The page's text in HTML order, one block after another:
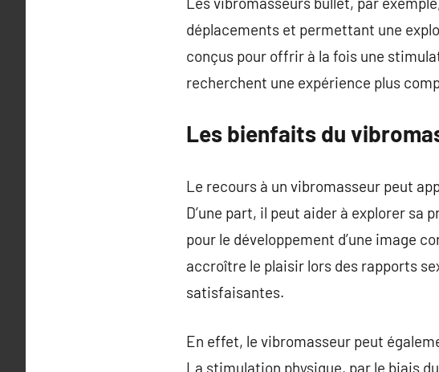
déplacements et permettant une
conçus pour offrir à la fois une
recherchent une expérience plus
Les bienfaits du
Le recours à un vibromasseur peut
D’une part, il peut aider à explorer sa
pour le développement d’une image
accroître le plaisir lors des rapports
satisfaisantes.
En effet, le vibromasseur peut
La stimulation physique, par le biais